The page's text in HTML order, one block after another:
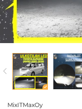
MixITMaxOy